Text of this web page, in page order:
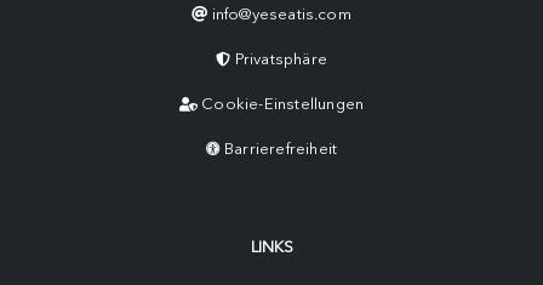
info@yeseatis.com
Privatsphäre
Cookie-Einstellungen
Barrierefreiheit
LINKS